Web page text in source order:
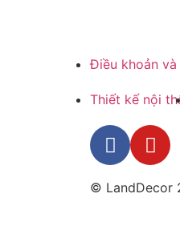
Điều khoản
Thiết kế nội
© LandDecor